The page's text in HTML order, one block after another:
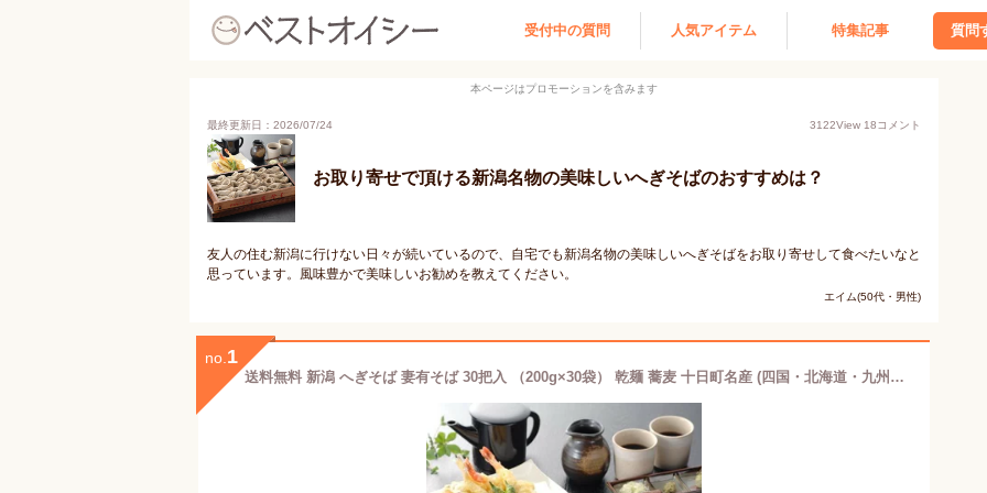
受付中の質問 人気アイテム 特集記事 質問
本ページはプロモーションを含みます
最終更新日：2026/07/24 3122View 18コメント
お取り寄せで頂ける新潟名物の美味しいへぎそばのおすすめは？
友人の住む新潟に行けない日々が続いているので、自宅でも新潟名物の美味しいへぎそばをお取り寄せして食べたいなと
思っています。風味豊かで美味しいお勧めを教えてください。
エイム(50代・男性)
no. 1
送料無料 新潟 へぎそば 妻有そば 30把入 （200g×30袋） 乾麺 蕎麦 十日町名産 (四国・北海道・九州・沖縄 発送不可)